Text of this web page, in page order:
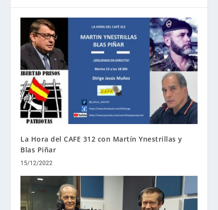
La Hora del CAFE 312 con Martín Ynestrillas y
Blas Piñar
15/12/2022